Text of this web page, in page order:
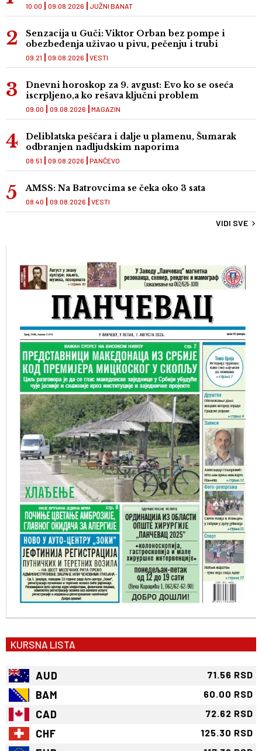
JUŽNI BANAT
10:00 09.08.2026
Senzacija u Guči: Viktor Orban bez pompe i
obezbeđenja uživao u pivu, pečenju i trubi
VESTI
09:21 09.08.2026
Dnevni horoskop za 9. avgust: Evo ko se oseća
iscrpljeno,a ko rešava ključni problem
MAGAZIN
09:00 09.08.2026
Deliblatska peščara i dalje u plamenu, Šumarak
odbranjen nadljudskim naporima
PANČEVO
08:51 09.08.2026
AMSS: Na Batrovcima se čeka oko 3 sata
VESTI
08:40 09.08.2026
VIDI SVE
KURSNA LISTA
AUD 71.56 RSD
BAM 60.00 RSD
CAD 72.62 RSD
CHF 125.30 RSD